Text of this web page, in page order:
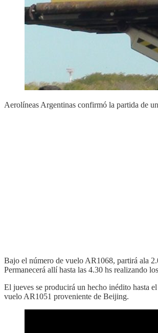
Aerolíneas Argentinas confirmó la partida de
Bajo el número de vuelo AR1068, partirá a​la
Permanecerá allí hasta las 4.30 hs realizando
El jueves se producirá un hecho inédito hasta
vuelo AR1051 proveniente de Beijing.